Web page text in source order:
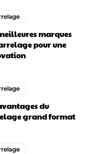
marques
pour une
du
grand format